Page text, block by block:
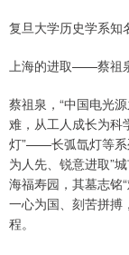
复旦大学历史学系知
上海的进取——蔡祖
蔡祖泉，“中国电光
难，从工人成长为科
灯”——长弧氙灯等系
为人先、锐意进取”
海福寿园，其墓志铭
一心为国、刻苦拼搏
程。